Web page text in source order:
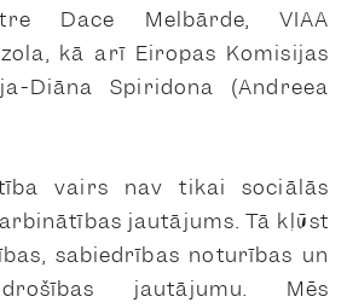
Dace Melbārde, VIAA
kā arī Eiropas Komisijas
Diāna Spiridona (Andreea
vairs nav tikai sociālās
jautājums. Tā kļūst
sabiedrības noturības un
jautājumu. Mēs